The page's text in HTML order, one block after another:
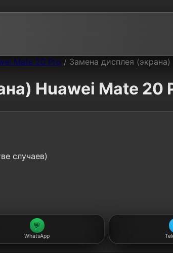
Mate 20 Pro / Замена дисплея (экрана)
Huawei Mate 20
случаев)
💬
WhatsApp